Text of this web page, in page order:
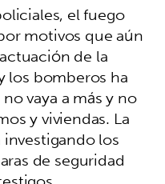
el fuego
motivos que aún
de la
los bomberos ha
vaya a más y no
y viviendas. La
los
de seguridad